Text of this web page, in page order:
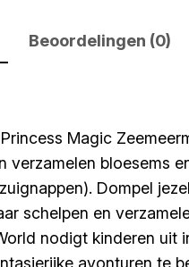
Beoordelingen (0)
Magic
verzamelen bloesems
Dompel
schelpen en
nodigt kinderen uit
avonturen te